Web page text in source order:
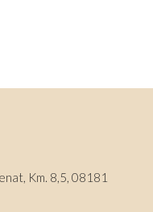
Km. 8,5, 08181